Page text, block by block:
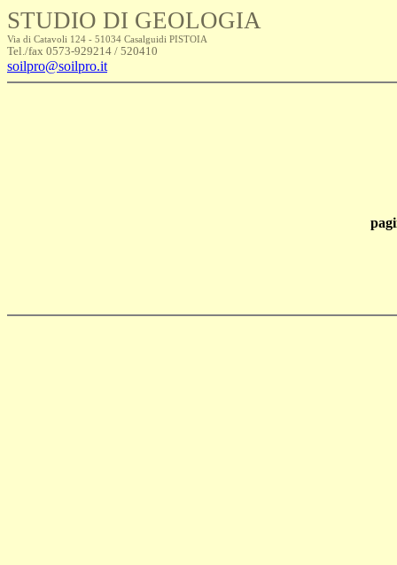
STUDIO DI GEOLOGIA
Via di Catavoli 124 - 51034 Casalguidi PISTOIA
Tel./fax 0573-929214 / 520410
soilpro@soilpro.it